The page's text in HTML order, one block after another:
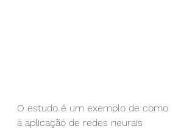
O estudo é um exemplo de como
a aplicação de redes neurais